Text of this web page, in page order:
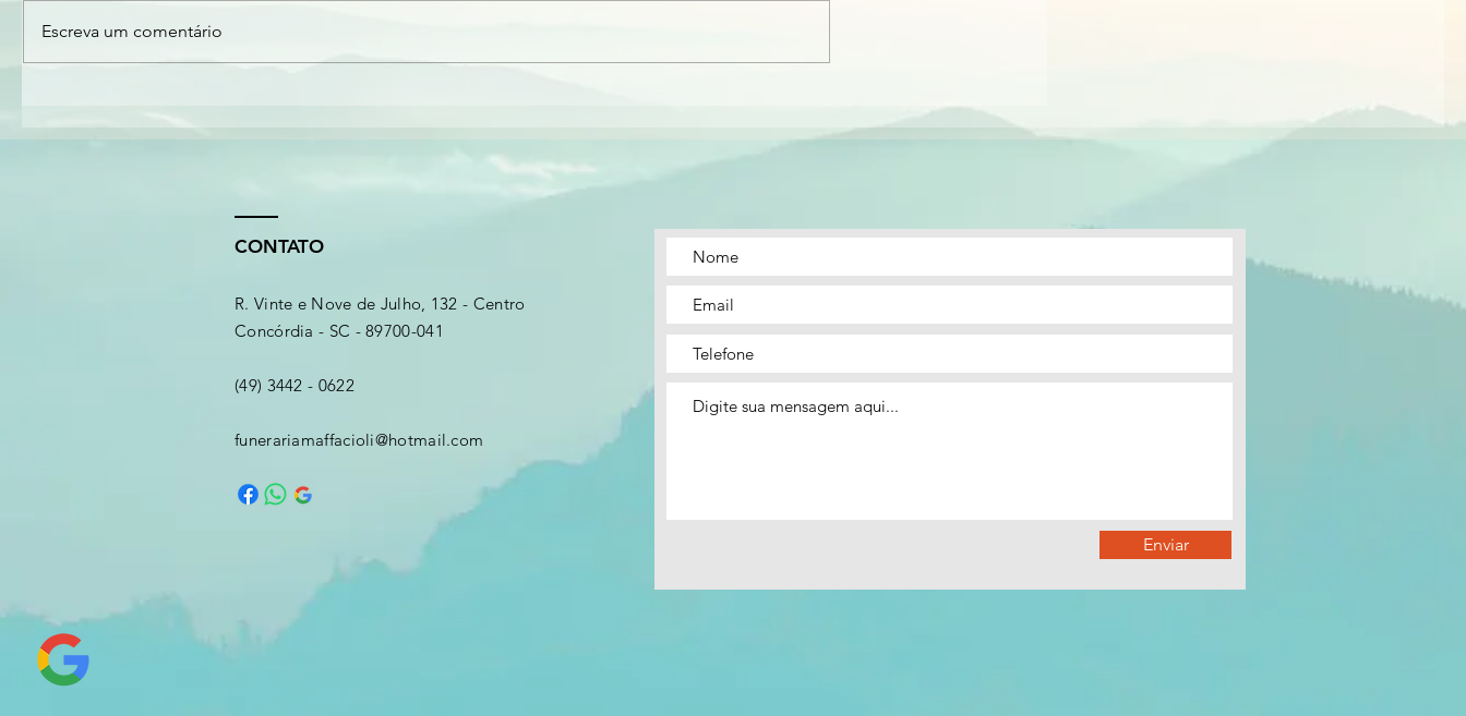
Escreva um comentário
CONTATO
R. Vinte e Nove de Julho, 132 - Centro
Concórdia - SC - 89700-041
(49) 3442 - 0622
funerariamaffacioli@hotmail.com
Enviar